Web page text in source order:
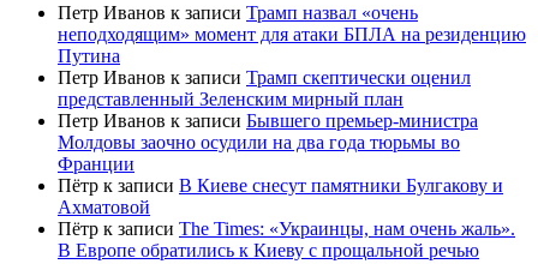
Петр Иванов к записи Трамп назвал «очень
неподходящим» момент для атаки БПЛА на резиденцию
Путина
Петр Иванов к записи Трамп скептически оценил
представленный Зеленским мирный план
Петр Иванов к записи Бывшего премьер-министра
Молдовы заочно осудили на два года тюрьмы во
Франции
Пётр к записи В Киеве снесут памятники Булгакову и
Ахматовой
Пётр к записи Тhe Times: «Украинцы, нам очень жаль».
В Европе обратились к Киеву с прощальной речью